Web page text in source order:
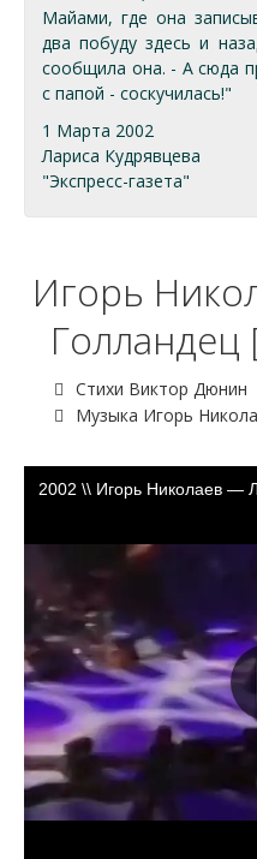
Майами, где она
два побуду здесь и
сообщила она. - А сюда
с папой - соскучилась!"
1 Марта 2002
Лариса Кудрявцева
"Экспресс-газета"
Игорь
Стихи Виктор Дюнин
Музыка Игорь